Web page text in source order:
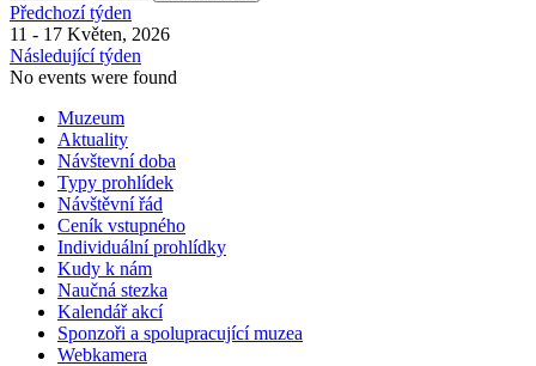
Předchozí týden
11 - 17 Květen, 2026
Následující týden
No events were found
Muzeum
Aktuality
Návštevní doba
Typy prohlídek
Návštěvní řád
Ceník vstupného
Individuální prohlídky
Kudy k nám
Naučná stezka
Kalendář akcí
Sponzoři a spolupracující muzea
Webkamera